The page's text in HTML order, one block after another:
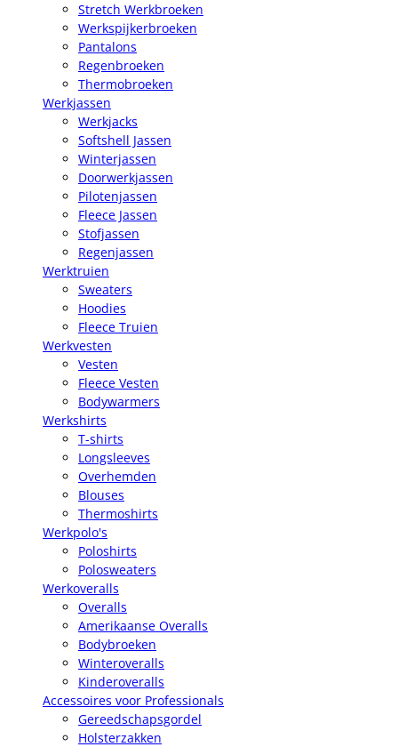
Stretch Werkbroeken
Werkspijkerbroeken
Pantalons
Regenbroeken
Thermobroeken
Werkjassen
Werkjacks
Softshell Jassen
Winterjassen
Doorwerkjassen
Pilotenjassen
Fleece Jassen
Stofjassen
Regenjassen
Werktruien
Sweaters
Hoodies
Fleece Truien
Werkvesten
Vesten
Fleece Vesten
Bodywarmers
Werkshirts
T-shirts
Longsleeves
Overhemden
Blouses
Thermoshirts
Werkpolo's
Poloshirts
Polosweaters
Werkoveralls
Overalls
Amerikaanse Overalls
Bodybroeken
Winteroveralls
Kinderoveralls
Accessoires voor Professionals
Gereedschapsgordel
Holsterzakken